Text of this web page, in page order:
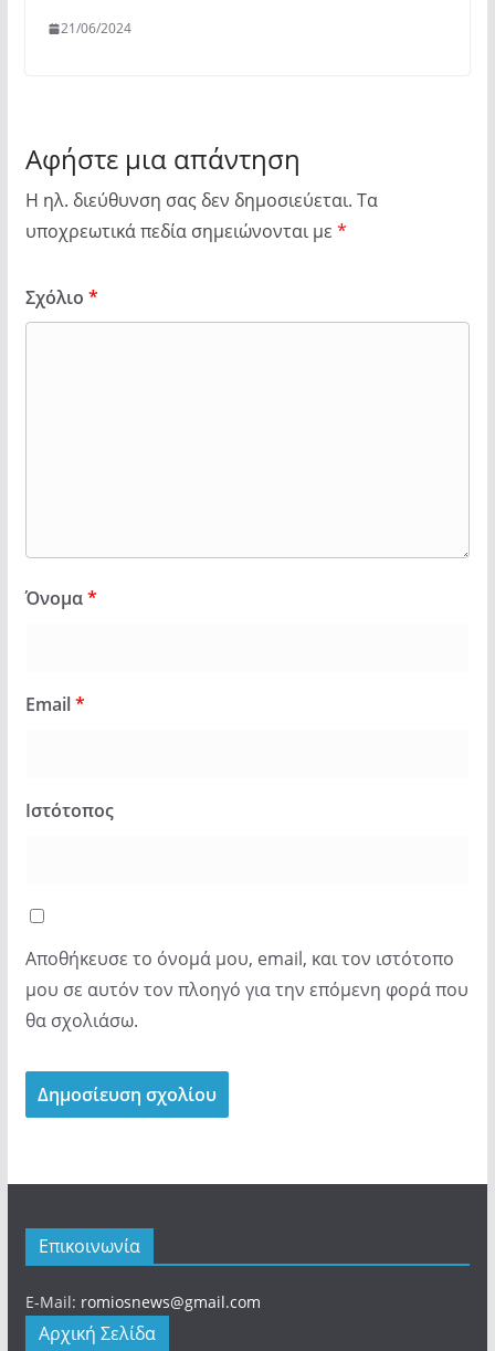
21/06/2024
Αφήστε μια απάντηση
Η ηλ. διεύθυνση σας δεν δημοσιεύεται. Τα
υποχρεωτικά πεδία σημειώνονται με *
Σχόλιο *
Όνομα*
Email*
Ιστότοπος
Αποθήκευσε το όνομά μου, email, και τον ιστότοπο
μου σε αυτόν τον πλοηγό για την επόμενη φορά που
θα σχολιάσω.
Επικοινωνία
E-Mail: romiosnews@gmail.com
Αρχική Σελίδα